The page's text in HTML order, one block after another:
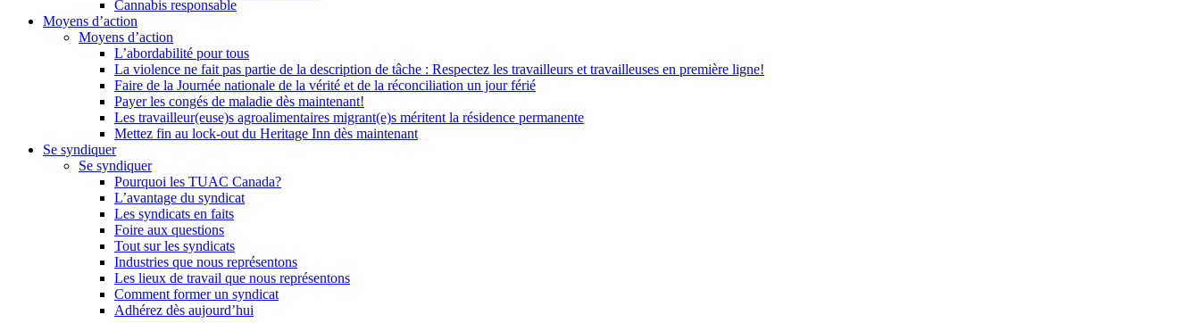
Cannabis responsable
Moyens d’action
Moyens d’action
L’abordabilité pour tous
La violence ne fait pas partie de la description de tâche : Respectez les travailleurs et travailleuses en première ligne!
Faire de la Journée nationale de la vérité et de la réconciliation un jour férié
Payer les congés de maladie dès maintenant!
Les travailleur(euse)s agroalimentaires migrant(e)s méritent la résidence permanente
Mettez fin au lock-out du Heritage Inn dès maintenant
Se syndiquer
Se syndiquer
Pourquoi les TUAC Canada?
L’avantage du syndicat
Les syndicats en faits
Foire aux questions
Tout sur les syndicats
Industries que nous représentons
Les lieux de travail que nous représentons
Comment former un syndicat
Adhérez dès aujourd’hui